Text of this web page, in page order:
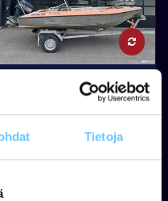
Tietoja
Buster RS + Yamaha 40